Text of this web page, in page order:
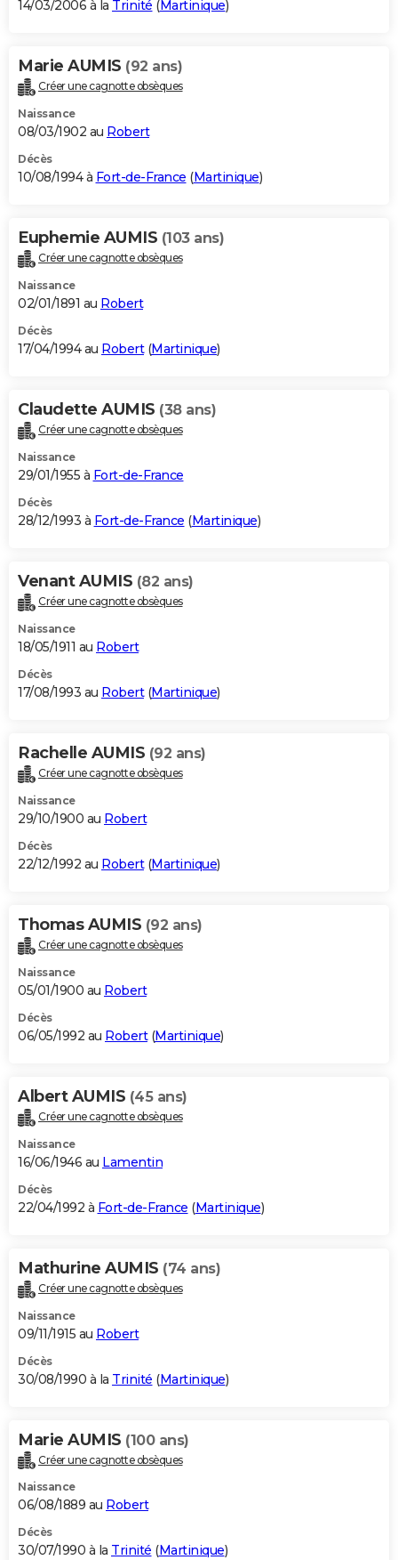
14/03/2006 à la Trinité (Martinique)
Marie AUMIS (92 ans)
Créer une cagnotte obsèques
Naissance
08/03/1902 au Robert
Décès
10/08/1994 à Fort-de-France (Martinique)
Euphemie AUMIS (103 ans)
Créer une cagnotte obsèques
Naissance
02/01/1891 au Robert
Décès
17/04/1994 au Robert(Martinique)
Claudette AUMIS (38 ans)
Créer une cagnotte obsèques
Naissance
29/01/1955 à Fort-de-France
Décès
28/12/1993 à Fort-de-France (Martinique)
Venant AUMIS (82 ans)
Créer une cagnotte obsèques
Naissance
18/05/1911 au Robert
Décès
17/08/1993 au Robert(Martinique)
Rachelle AUMIS (92 ans)
Créer une cagnotte obsèques
Naissance
29/10/1900 au Robert
Décès
22/12/1992 au Robert(Martinique)
Thomas AUMIS (92 ans)
Créer une cagnotte obsèques
Naissance
05/01/1900 au Robert
Décès
06/05/1992 au Robert(Martinique)
Albert AUMIS (45 ans)
Créer une cagnotte obsèques
Naissance
16/06/1946 au Lamentin
Décès
22/04/1992 à Fort-de-France (Martinique)
Mathurine AUMIS (74 ans)
Créer une cagnotte obsèques
Naissance
09/11/1915 au Robert
Décès
30/08/1990 à la Trinité (Martinique)
Marie AUMIS (100 ans)
Créer une cagnotte obsèques
Naissance
06/08/1889 au Robert
Décès
30/07/1990 à la Trinité (Martinique)